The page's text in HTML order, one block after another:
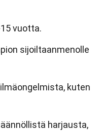
vuotta.
sijoiltaanmenolle
kuten
harjausta,